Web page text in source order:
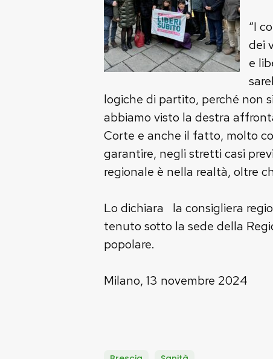
“I
dei
e
logiche di partito, perché non
abbiamo visto la destra
Corte e anche il fatto, molto
garantire, negli stretti casi
regionale è nella realtà, oltre
Lo dichiara la consigliera
tenuto sotto la sede della
popolare.
Milano, 13 novembre 2024